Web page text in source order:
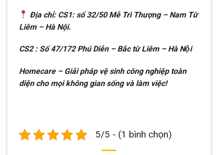
Địa chỉ: CS1: số 32/50 Mễ Trì Thượng – Nam Từ
Liêm – Hà Nội.
CS2 : Số 47/172 Phú Diễn – Bắc từ Liêm – Hà Nội
Homecare – Giải pháp vệ sinh công nghiệp toàn
diện cho mọi không gian sống và làm việc!
5/5 - (1 bình chọn)